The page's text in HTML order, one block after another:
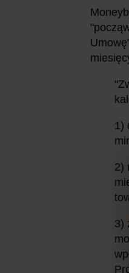
1)
2)
3)